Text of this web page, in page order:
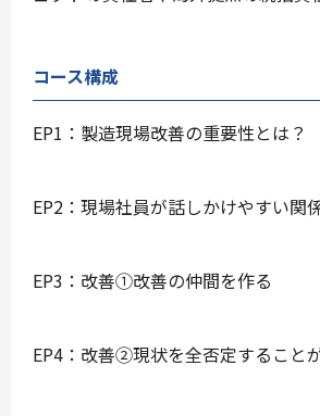
コース構成
EP1：製造現場改善の重要性とは？
EP2：現場社員が話しかけやすい関
EP3：改善①改善の仲間を作る
EP4：改善②現状を全否定すること